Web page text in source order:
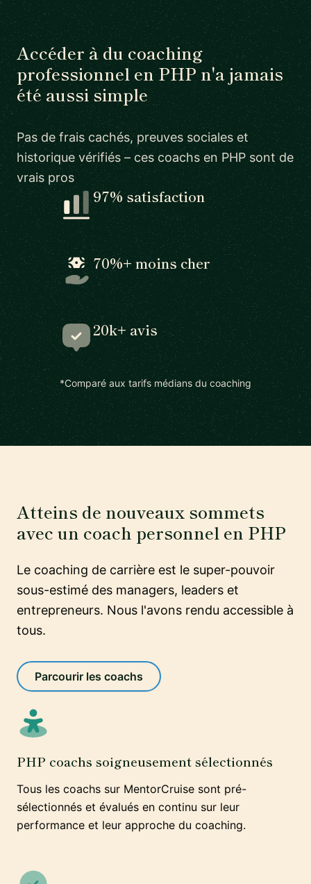
Accéder à du coaching
professionnel en PHP n'a jamais
été aussi simple
Pas de frais cachés, preuves sociales et
historique vérifiés – ces coachs en PHP sont de
vrais pros
97% satisfaction
70%+ moins cher
20k+ avis
*Comparé aux tarifs médians du coaching
Atteins de nouveaux sommets
avec un coach personnel en PHP
Le coaching de carrière est le super-pouvoir
sous-estimé des managers, leaders et
entrepreneurs. Nous l'avons rendu accessible à
tous.
Parcourir les coachs
PHP coachs soigneusement sélectionnés
Tous les coachs sur MentorCruise sont pré-
sélectionnés et évalués en continu sur leur
performance et leur approche du coaching.